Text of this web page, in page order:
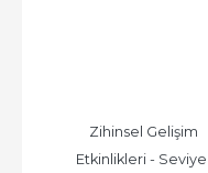
Zihinsel Gelişim
Etkinlikleri - Seviye